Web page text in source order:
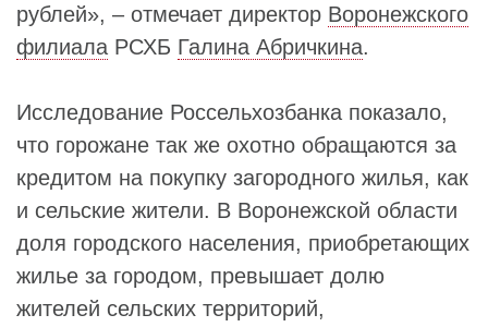
рублей», – отмечает директор Воронежского
филиала РСХБ Галина Абричкина.
Исследование Россельхозбанка показало,
что горожане так же охотно обращаются за
кредитом на покупку загородного жилья, как
и сельские жители. В Воронежской области
доля городского населения, приобретающих
жилье за городом, превышает долю
жителей сельских территорий,